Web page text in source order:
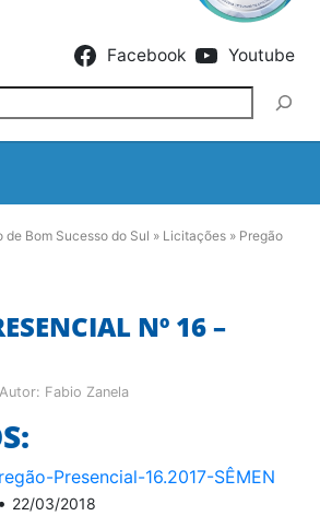
Facebook Youtube
de Bom Sucesso do Sul » Licitações » Pregão
Nº 16 –
Fabio Zanela
Presencial-16.2017-SÊMEN
• 22/03/2018